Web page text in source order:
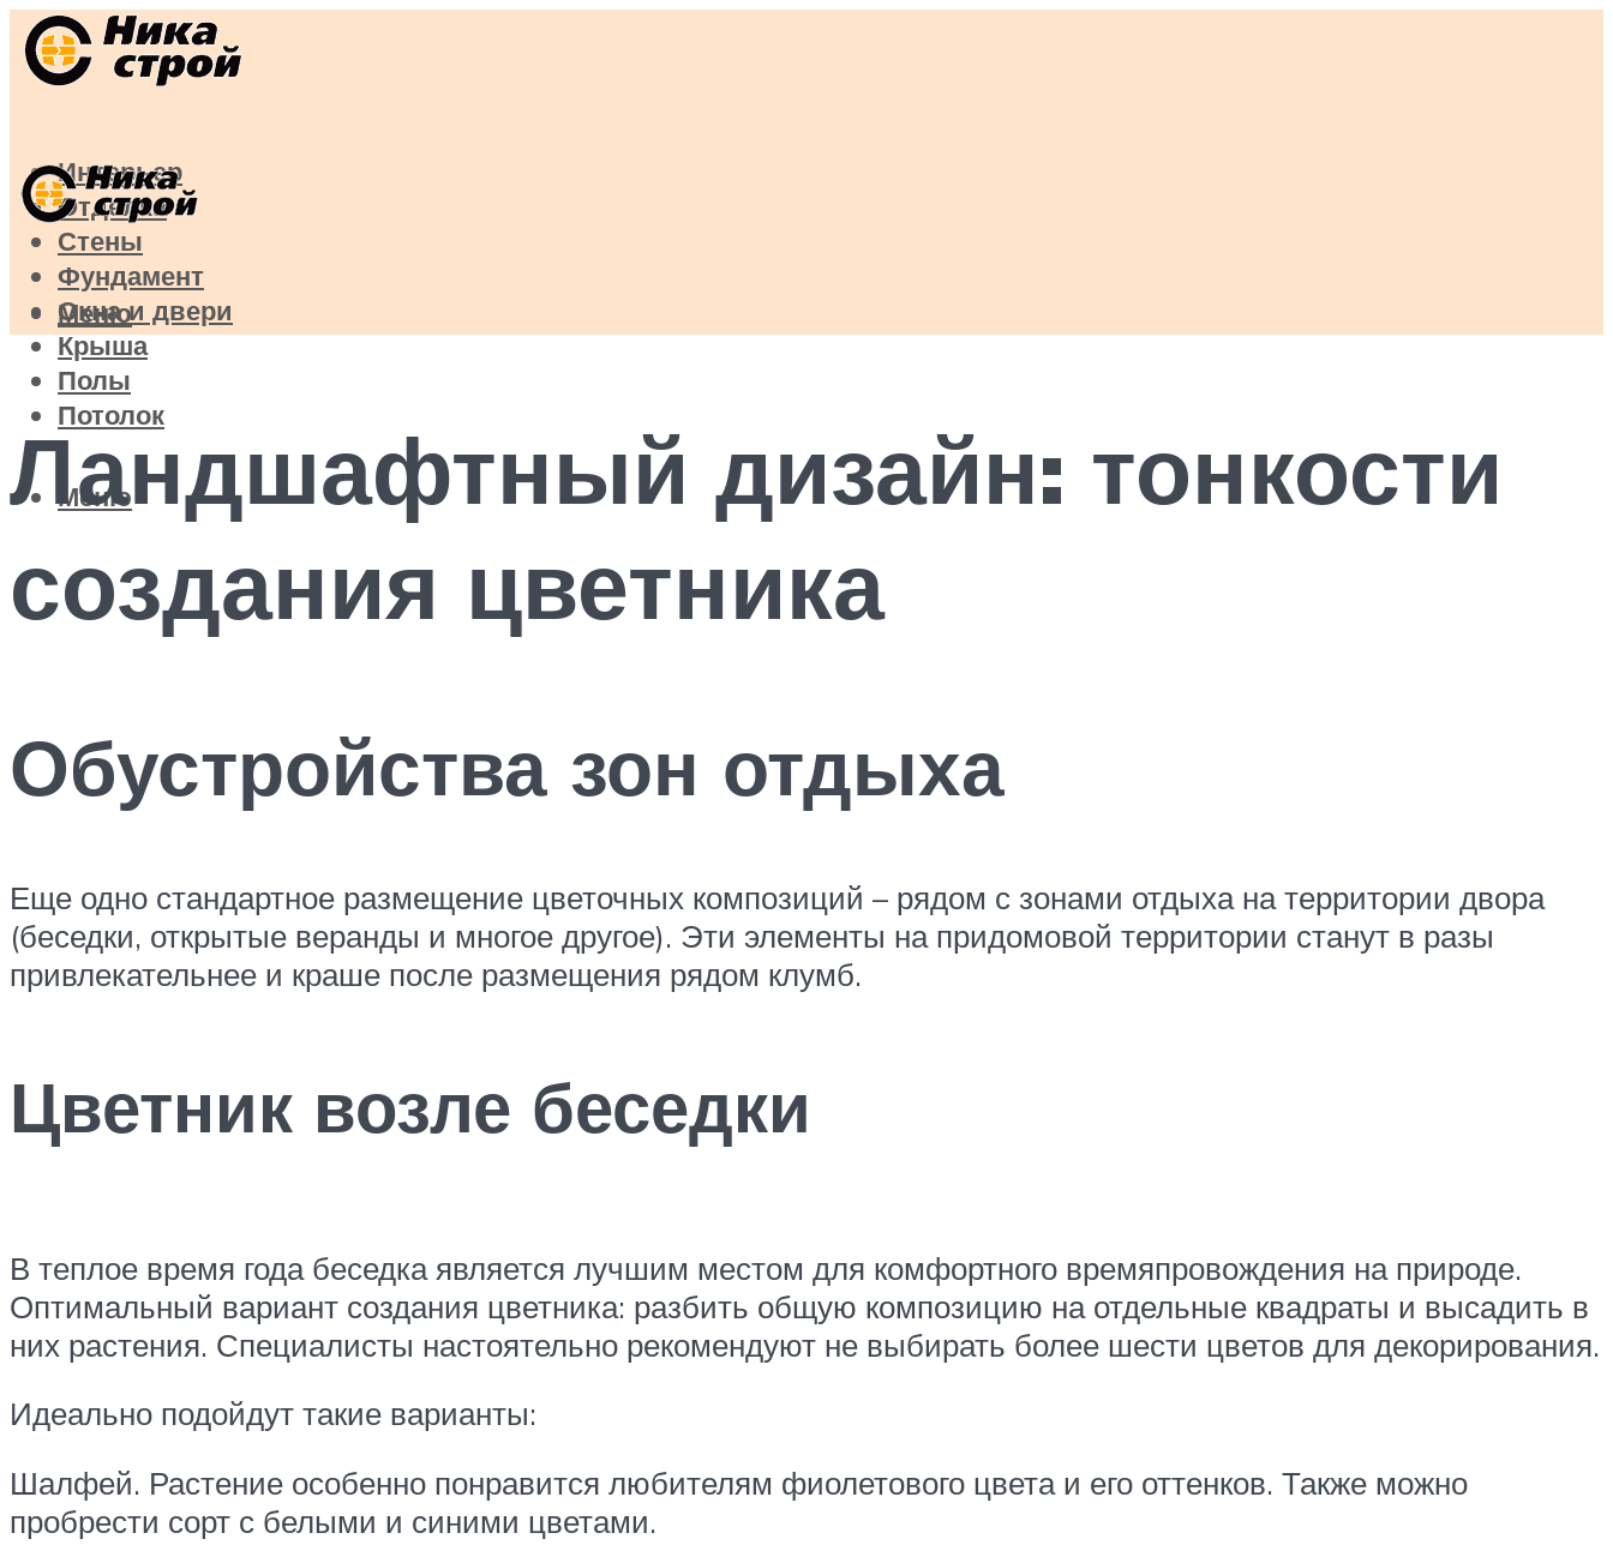
Интерьер
Отделка
Стены
Фундамент
Окна и двери
Крыша
Полы
Потолок
Меню
Меню
Ландшафтный дизайн: тонкости
создания цветника
Обустройства зон отдыха
Еще одно стандартное размещение цветочных композиций – рядом с зонами отдыха на территории двора
(беседки, открытые веранды и многое другое). Эти элементы на придомовой территории станут в разы
привлекательнее и краше после размещения рядом клумб.
Цветник возле беседки
В теплое время года беседка является лучшим местом для комфортного времяпровождения на природе.
Оптимальный вариант создания цветника: разбить общую композицию на отдельные квадраты и высадить в
них растения. Специалисты настоятельно рекомендуют не выбирать более шести цветов для декорирования.
Идеально подойдут такие варианты:
Шалфей. Растение особенно понравится любителям фиолетового цвета и его оттенков. Также можно
пробрести сорт с белыми и синими цветами.